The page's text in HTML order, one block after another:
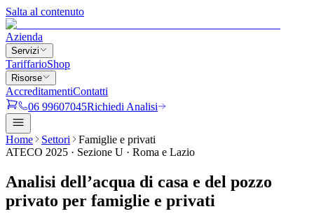
Salta al contenuto
Azienda
Servizi
TariffarioShop
Risorse
AccreditamentiContatti
06 99607045Richiedi Analisi
Home Settori
Famiglie e privati
ATECO 2025 · Sezione U · Roma e Lazio
Analisi dell’acqua di casa e del pozzo
privato per famiglie e privati